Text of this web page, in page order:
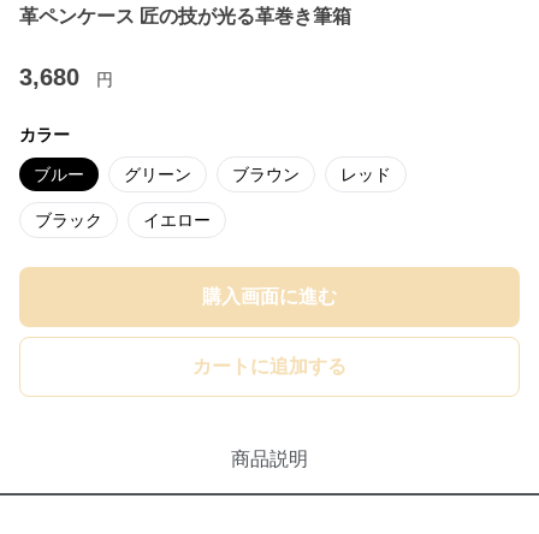
革ペンケース 匠の技が光る革巻き筆箱
3,680 円
カラー
ブルー グリーン ブラウン レッド
ブラック イエロー
購入画面に進む
カートに追加する
商品説明